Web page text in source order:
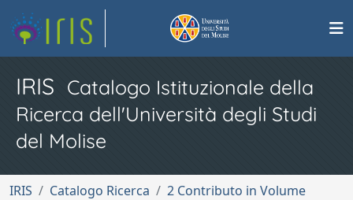
IRIS Catalogo Istituzionale della
Ricerca dell'Università degli Studi
del Molise
IRIS Catalogo Ricerca
2 Contributo in Volume